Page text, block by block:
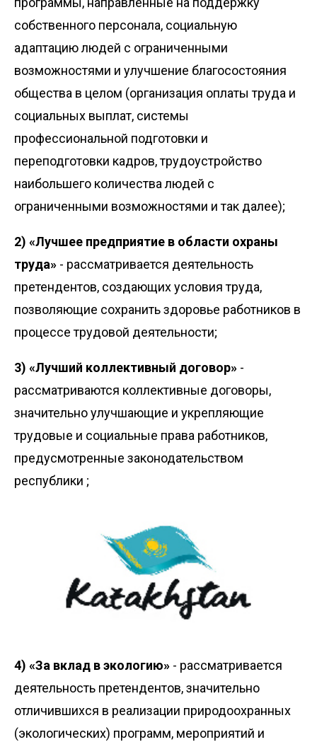
собственного персонала, социальную
адаптацию людей с ограниченными
возможностями и улучшение благосостояния
общества в целом (организация оплаты труда и
социальных выплат, системы
профессиональной подготовки и
переподготовки кадров, трудоустройство
наибольшего количества людей с
ограниченными возможностями и так далее);
2) «Лучшее предприятие в области охраны
труда» - рассматривается деятельность
претендентов, создающих условия труда,
позволяющие сохранить здоровье работников в
процессе трудовой деятельности;
3) «Лучший коллективный договор» -
рассматриваются коллективные договоры,
значительно улучшающие и укрепляющие
трудовые и социальные права работников,
предусмотренные законодательством
республики ;
4) «За вклад в экологию» - рассматривается
деятельность претендентов, значительно
отличившихся в реализации природоохранных
(экологических) программ, мероприятий и